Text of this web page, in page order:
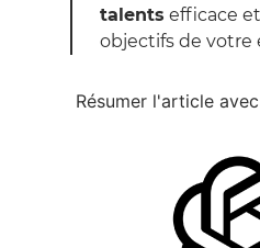
talents efficace
objectifs de votre
Résumer l'article avec